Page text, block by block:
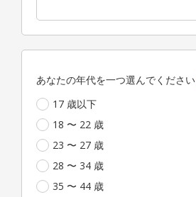
あなたの年代を一つ選んでください
17 歳以下
18 〜 22 歳
23 〜 27 歳
28 〜 34 歳
35 〜 44 歳